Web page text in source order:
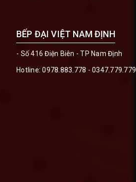
BẾP ĐẠI VIỆT NAM ĐỊNH
- Số 416 Điện Biên - TP Nam Định
Hotline:0978.883.778 - 0347.779.779